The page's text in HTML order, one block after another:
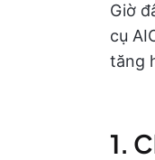
Giờ
cụ
tăng
1.